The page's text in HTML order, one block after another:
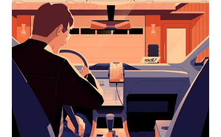
te
openen
een
datum
te
selecteren.
Druk
Escape
agenda
te
sluiten.